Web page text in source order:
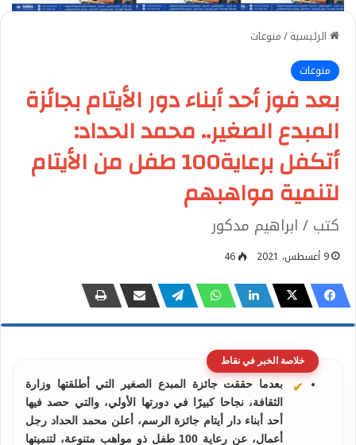
الرئيسية/منوعات
منوعات
بعد فوز أحد أبناء دور الأيتام بجائزة
المبدع الصغير.. محمد الحداد:
أتكفل برعاية100 طفل من الأيتام
لتنمية مواهبهم
كتب / ابراهيم مدكور
9 أغسطس، 2021 46
خلاصة الخبر في نقاط
بعدما حققت جائزة المبدع الصغير التي أطلقتها وزارة
الثقافة، نجاحا كبيرًا في دورتها الأولي، والتي حصد فيها
أحد أبناء دار أيتام جائزة الرسم، أعلن محمد الحداد رجل
أعمال، عن رعاية 100 طفل ذو مواهب متنوعة، لتنميتها